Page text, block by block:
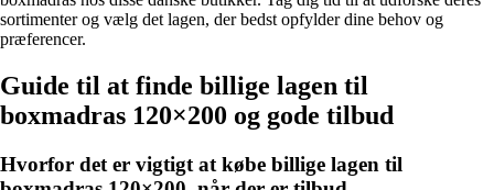
sortimenter og vælg det lagen, der bedst opfylder dine behov og
præferencer.
Guide til at finde billige lagen til
boxmadras 120×200 og gode tilbud
Hvorfor det er vigtigt at købe billige lagen til